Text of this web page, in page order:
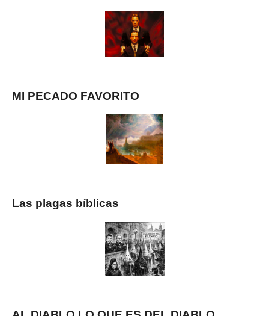
MI PECADO FAVORITO
Las plagas bíblicas